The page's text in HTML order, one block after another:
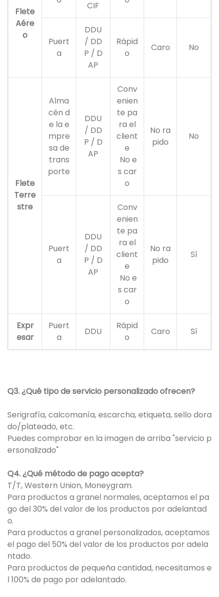
Flete
Aére
o
CIF
Puert
a
DDU
/ DD
P / D
AP
Rápid
o
Caro No
Flete
Terre
stre
Alma
cén d
e la e
mpre
sa de
trans
porte
DDU
/ DD
P / D
AP
Conv
enien
te pa
ra el
client
e
No e
s car
o
No ra
pido
No
Puert
a
DDU
/ DD
P / D
AP
Conv
enien
te pa
ra el
client
e
No e
s car
o
No ra
pido
Sí
Expr
esar
Puert
a
DDU
Rápid
o
Caro Sí
Q3. ¿Qué tipo de servicio personalizado ofrecen?
Serigrafía, calcomanía, escarcha, etiqueta, sello dora
do/plateado, etc.
Puedes comprobar en la imagen de arriba "servicio p
ersonalizado"
Q4. ¿Qué método de pago acepta?
T/T, Western Union, Moneygram.
Para productos a granel normales, aceptamos el pa
go del 30% del valor de los productos por adelantad
o.
Para productos a granel personalizados, aceptamos
el pago del 50% del valor de los productos por adela
ntado.
Para productos de pequeña cantidad, necesitamos e
l 100% de pago por adelantado.